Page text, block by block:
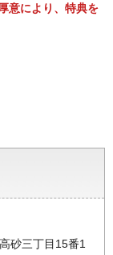
意により、特典を
砂三丁目15番1